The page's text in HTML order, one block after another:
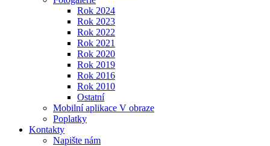
Rok 2024
Rok 2023
Rok 2022
Rok 2021
Rok 2020
Rok 2019
Rok 2016
Rok 2010
Ostatní
Mobilní aplikace V obraze
Poplatky
Kontakty
Napište nám